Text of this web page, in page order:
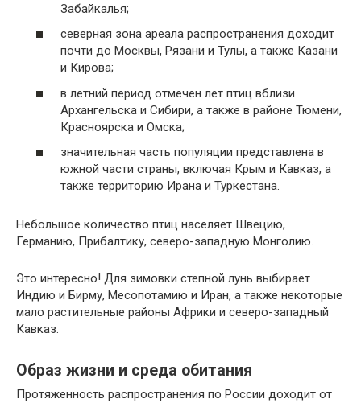
Забайкалья;
северная зона ареала распространения доходит
почти до Москвы, Рязани и Тулы, а также Казани
и Кирова;
в летний период отмечен лет птиц вблизи
Архангельска и Сибири, а также в районе Тюмени,
Красноярска и Омска;
значительная часть популяции представлена в
южной части страны, включая Крым и Кавказ, а
также территорию Ирана и Туркестана.
Небольшое количество птиц населяет Швецию,
Германию, Прибалтику, северо-западную Монголию.
Это интересно! Для зимовки степной лунь выбирает
Индию и Бирму, Месопотамию и Иран, а также некоторые
мало растительные районы Африки и северо-западный
Кавказ.
Образ жизни и среда обитания
Протяженность распространения по России доходит от